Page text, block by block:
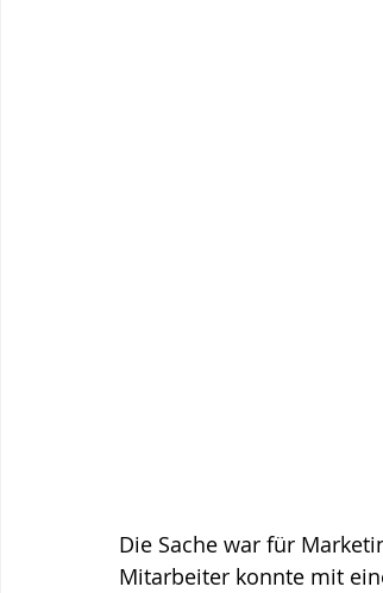
Die Sache war für
Mitarbeiter konnte mit